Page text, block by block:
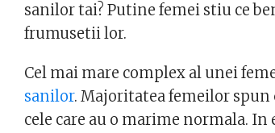
sanilor tai? Putine femei stiu ce
frumusetii lor.
Cel mai mare complex al unei
sanilor. Majoritatea femeilor spun
cele care au o marime normala.